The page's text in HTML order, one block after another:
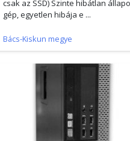
csak az SSD) Szinte hibátlan
gép, egyetlen hibája e ...
Bács-Kiskun megye